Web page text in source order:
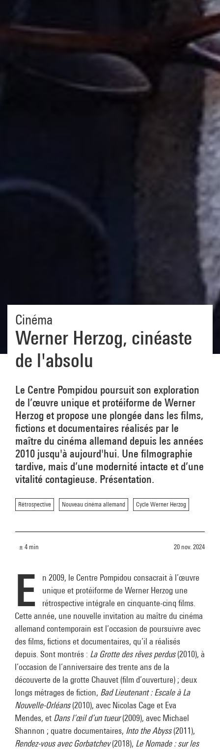
Cinéma
Werner Herzog, cinéaste
de l'absolu
Le Centre Pompidou poursuit son exploration
de l’œuvre unique et protéiforme de Werner
Herzog et propose une plongée dans les films,
fictions et documentaires réalisés par le
maître du cinéma allemand depuis les années
2010 jusqu'à aujourd'hui. Une filmographie
tardive, mais d’une modernité intacte et d’une
vitalité contagieuse. Présentation.
Rétrospective Nouveau cinéma allemand Cycle Werner Herzog
± 4 min 20 nov. 2024
E
n 2009, le Centre Pompidou consacrait à l’œuvre
unique et protéiforme de Werner Herzog une
rétrospective intégrale en cinquante-cinq films.
Cette année, une nouvelle invitation au maître du cinéma
allemand contemporain est l’occasion de poursuivre avec
des films, fictions et documentaires, qu’il a réalisés
depuis. Sont montrés : La Grotte des rêves perdus(2010), à
l’occasion de l’anniversaire des trente ans de la
découverte de la grotte Chauvet (film d’ouverture) ; deux
longs métrages de fiction, Bad Lieutenant : Escale à La
Nouvelle-Orléans(2010), avec Nicolas Cage et Eva
Mendes, et Dans l’œil d’un tueur(2009), avec Michael
Shannon ; quatre documentaires, Into the Abyss(2011),
Rendez-vous avec Gorbatchev(2018), Le Nomade : sur les